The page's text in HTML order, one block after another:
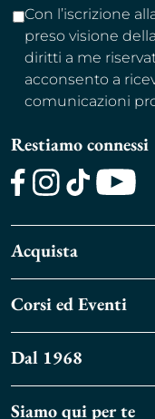
Con l’iscrizione
preso visione
diritti a me
acconsento a
comunicazioni
Restiamo connessi
Acquista
Corsi ed Eventi
Dal 1968
Siamo qui per te